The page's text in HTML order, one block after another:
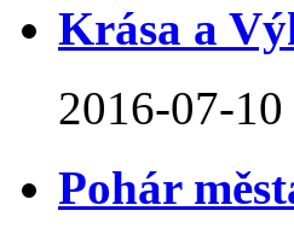
Krása a
2016-07-10
Pohár